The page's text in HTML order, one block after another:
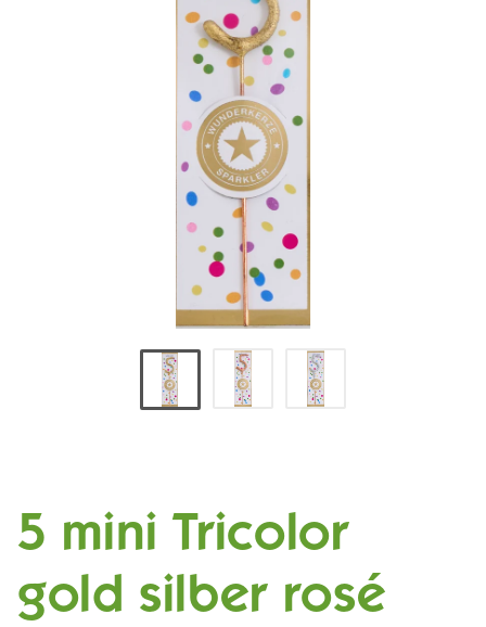
5 mini Tricolor
gold silber rosé